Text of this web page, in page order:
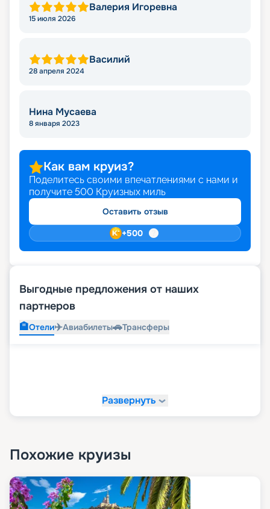
Валерия Игоревна
15 июля 2026
Василий
28 апреля 2024
Нина Мусаева
8 января 2023
Как вам круиз?
Поделитесь своими впечатлениями с нами и
получите 500 Круизных миль
Оставить отзыв
+500
Выгодные предложения от наших
партнеров
🏨Отели✈️Авиабилеты🚗Трансферы
Развернуть
Похожие круизы